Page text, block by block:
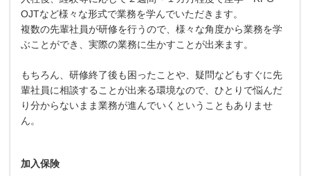
OJTなど様々な形式で業務を学んでいただきます。
複数の先輩社員が研修を行うので、様々な角度から業務を学
ぶことができ、実際の業務に生かすことが出来ます。
もちろん、研修終了後も困ったことや、疑問などもすぐに先
輩社員に相談することが出来る環境なので、ひとりで悩んだ
り分からないまま業務が進んでいくということもありませ
ん。
加入保険